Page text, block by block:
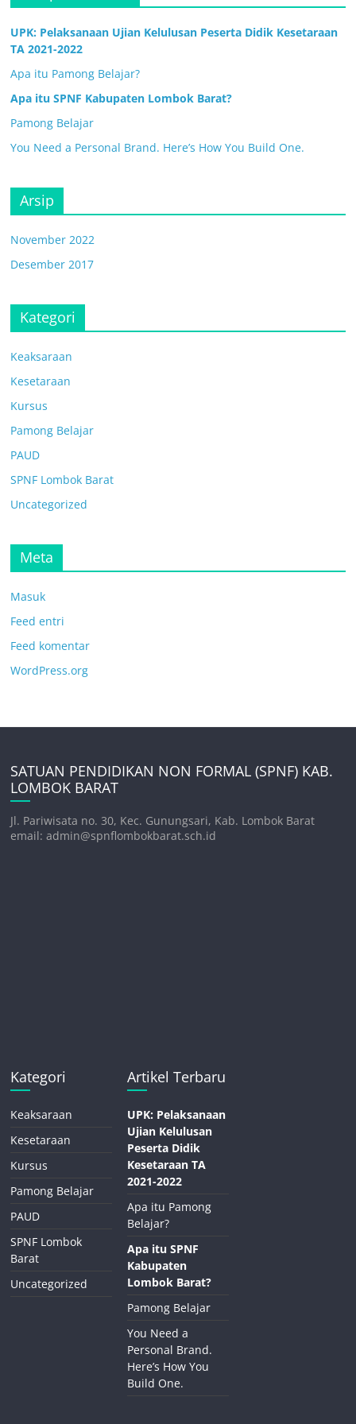
UPK: Pelaksanaan Ujian Kelulusan Peserta Didik Kesetaraan
TA 2021-2022
Apa itu Pamong Belajar?
Apa itu SPNF Kabupaten Lombok Barat?
Pamong Belajar
You Need a Personal Brand. Here’s How You Build One.
Arsip
November 2022
Desember 2017
Kategori
Keaksaraan
Kesetaraan
Kursus
Pamong Belajar
PAUD
SPNF Lombok Barat
Uncategorized
Meta
Masuk
Feed entri
Feed komentar
WordPress.org
SATUAN PENDIDIKAN NON FORMAL (SPNF) KAB.
LOMBOK BARAT
Jl. Pariwisata no. 30, Kec. Gunungsari, Kab. Lombok Barat
email: admin@spnflombokbarat.sch.id
Kategori
Keaksaraan
Kesetaraan
Kursus
Pamong Belajar
PAUD
SPNF Lombok
Barat
Uncategorized
Artikel Terbaru
UPK: Pelaksanaan
Ujian Kelulusan
Peserta Didik
Kesetaraan TA
2021-2022
Apa itu Pamong
Belajar?
Apa itu SPNF
Kabupaten
Lombok Barat?
Pamong Belajar
You Need a
Personal Brand.
Here’s How You
Build One.